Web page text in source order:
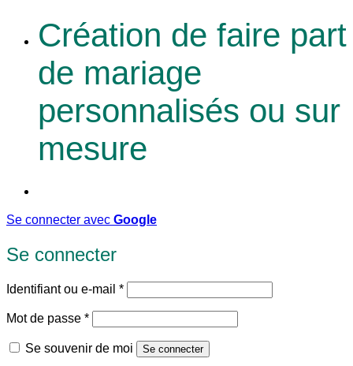
Création de faire part
de mariage
personnalisés ou sur
mesure
Se connecter avec Google
Se connecter
Identifiant ou e-mail *Obligatoire
Mot de passe *Obligatoire
Se souvenir de moi Se connecter